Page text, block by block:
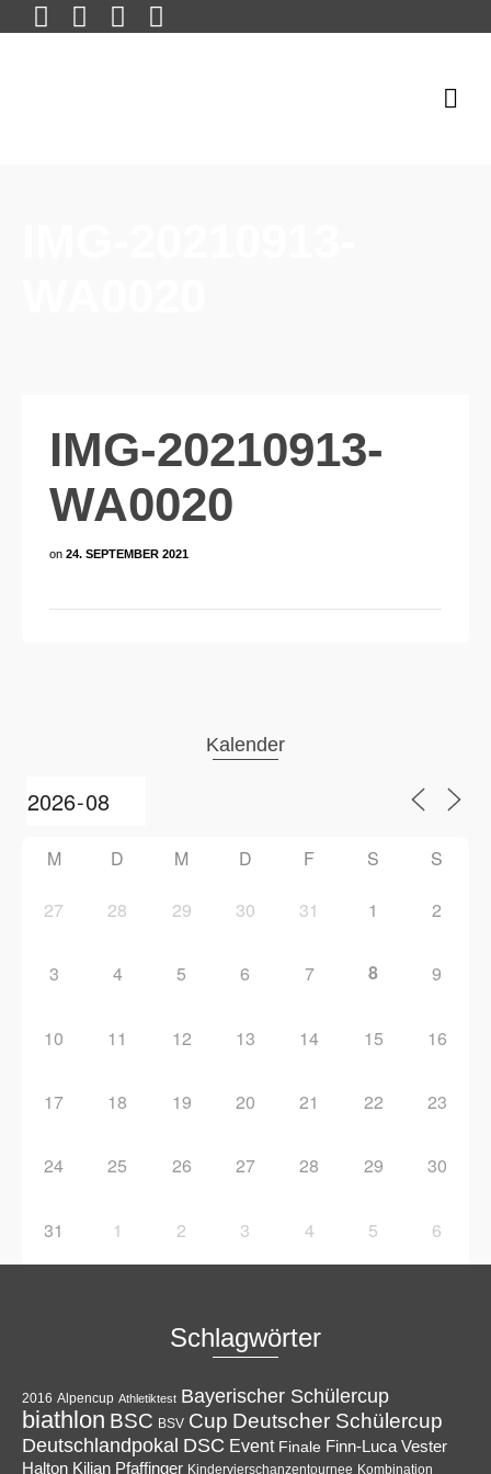
IMG-20210913-
WA0020
on 24. SEPTEMBER 2021
Kalender
M D M D F S S
27 28 29 30 31 1 2
3 4 5 6 7 8 9
10 11 12 13 14 15 16
17 18 19 20 21 22 23
24 25 26 27 28 29 30
31 1 2 3 4 5 6
Schlagwörter
2016 Alpencup Athletiktest Bayerischer Schülercup
biathlon BSC BSV Cup Deutscher Schülercup
Deutschlandpokal DSC Event Finale Finn-Luca Vester
Halton Kilian Pfaffinger Kindervierschanzentournee Kombination